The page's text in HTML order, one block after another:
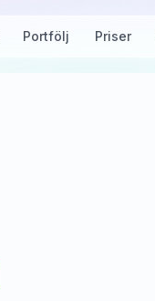
Portfölj Priser